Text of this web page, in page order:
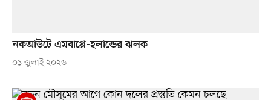
নকআউটে এমবাপ্পে-হলান্ডের ঝলক
০১ জুলাই ২০২৬